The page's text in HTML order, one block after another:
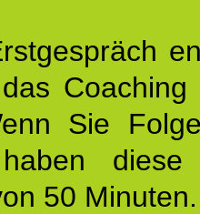
Coaching
Sie
diese
50 Minuten.